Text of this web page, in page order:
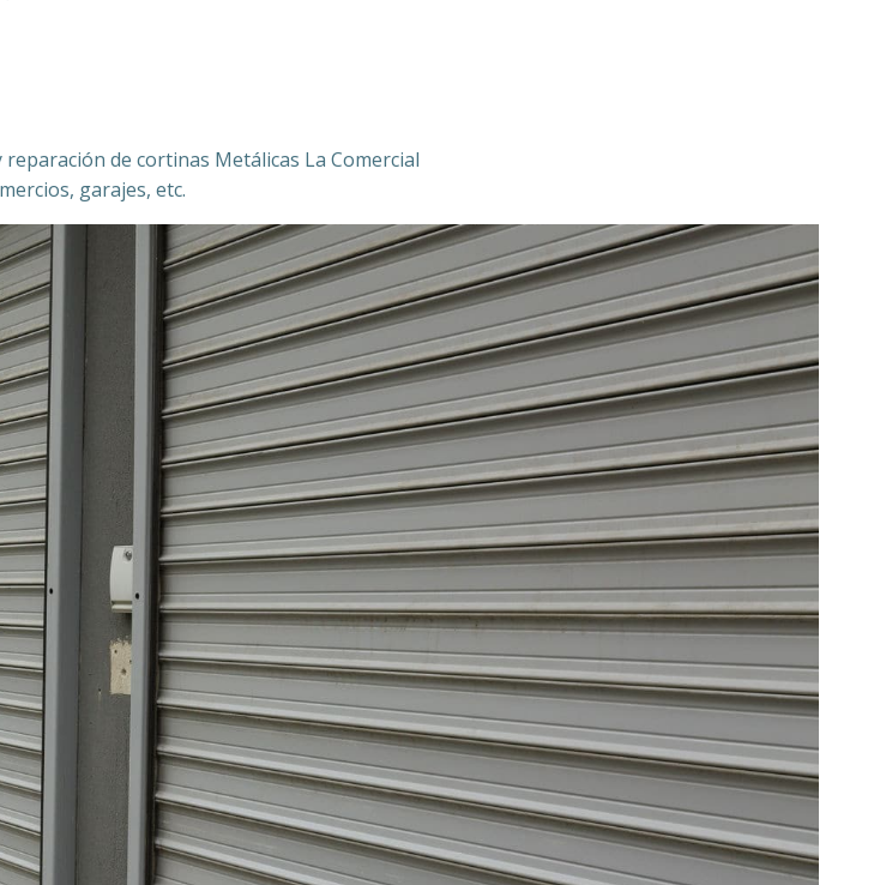
de cortinas Metálicas La Comercial
garajes, etc.